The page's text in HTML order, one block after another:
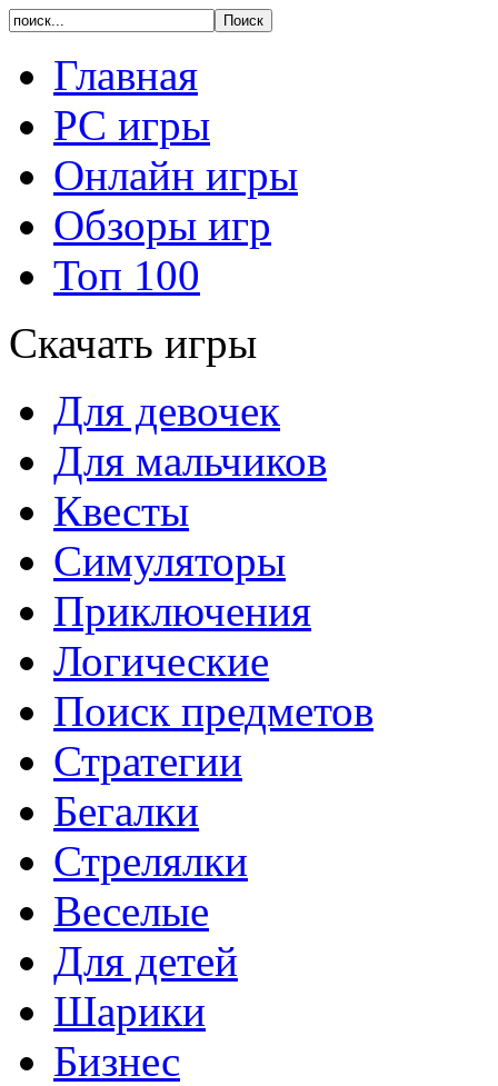
Главная
PC игры
Онлайн игры
Обзоры игр
Топ 100
Скачать игры
Для девочек
Для мальчиков
Квесты
Симуляторы
Приключения
Логические
Поиск предметов
Стратегии
Бегалки
Стрелялки
Веселые
Для детей
Шарики
Бизнес